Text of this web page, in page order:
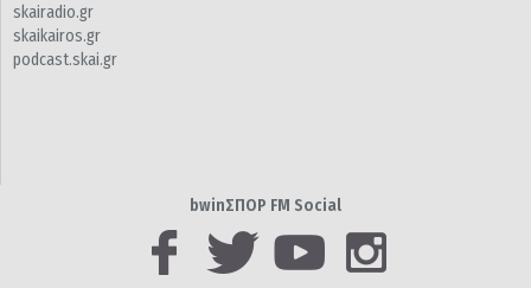
skairadio.gr
skaikairos.gr
podcast.skai.gr
bwinΣΠΟΡ FM Social